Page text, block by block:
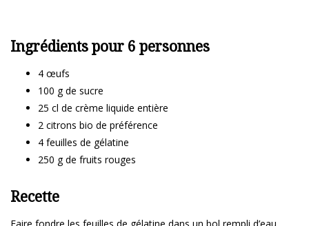
Ingrédients pour 6 personnes
4 œufs
100 g de sucre
25 cl de crème liquide entière
2 citrons bio de préférence
4 feuilles de gélatine
250 g de fruits rouges
Recette